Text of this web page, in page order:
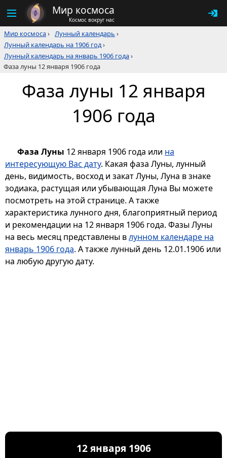
Мир космоса
Космос вокруг нас
Мир космоса› Лунный календарь ›
Лунный календарь на 1906 год›
Лунный календарь на январь 1906 года›
Фаза луны 12 января 1906 года
Фаза луны 12 января
1906 года
Фаза Луны 12 января 1906 года или на
интересующую Вас дату. Какая фаза Луны, лунный
день, видимость, восход и закат Луны, Луна в знаке
зодиака, растущая или убывающая Луна Вы можете
посмотреть на этой странице. А также
характеристика лунного дня, благоприятный период
и рекомендации на 12 января 1906 года. Фазы Луны
на весь месяц представлены влунном календаре на
январь 1906 года. А также лунный день 12.01.1906 или
на любую другую дату.
12 января 1906